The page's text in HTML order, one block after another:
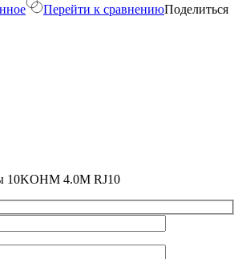
Перейти к сравнениюПоделиться
10KOHM 4.0M RJ10